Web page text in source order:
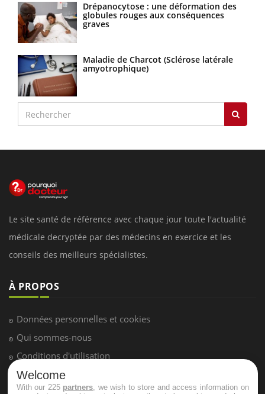
Drépanocytose : une déformation des
globules rouges aux conséquences
graves
Maladie de Charcot (Sclérose latérale
amyotrophique)
Le site santé de référence avec chaque jour toute l'actualité
médicale decryptée par des médecins en exercice et les
conseils des meilleurs spécialistes.
À PROPOS
Données personnelles et cookies
Qui sommes-nous
Conditions d'utilisation
Plan du site
Welcome
With our 225 partners , we wish to store and access information on